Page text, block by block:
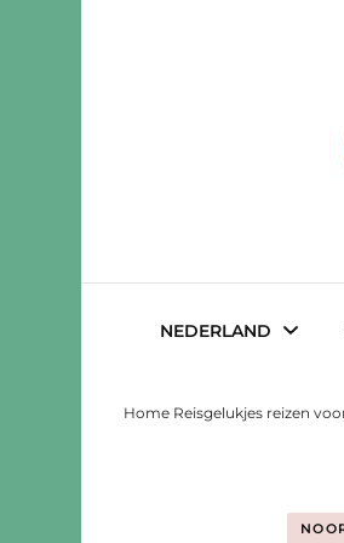
NEDERLAND
Home Reisgelukjes reizen